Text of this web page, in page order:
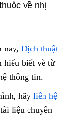
về nhị
nay, Dịch thuật
hiểu biết về từ
thông tin.
hãy liên hệ
liệu chuyên